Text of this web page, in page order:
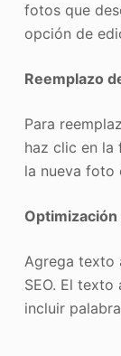
fotos que
opción de
Reemplazo
Para
haz clic en la
la nueva foto
Optimización
Agrega texto
SEO. El
incluir